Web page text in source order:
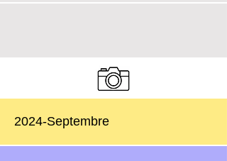
2024-Septembre